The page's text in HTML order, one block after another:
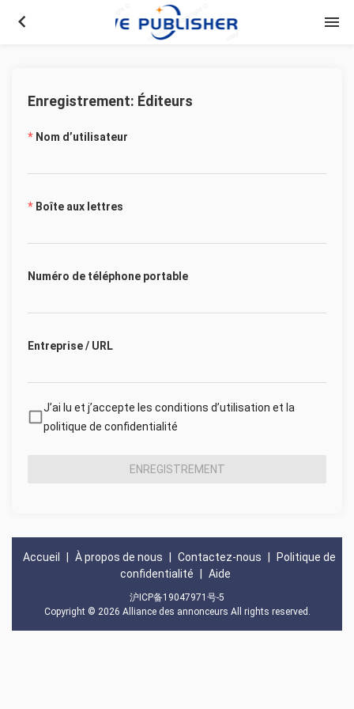
keyboard_arrow_left menu
Enregistrement: Éditeurs
Nom d’utilisateur
Boîte aux lettres
Numéro de téléphone portable
Entreprise / URL
J’ai lu et j’accepte les conditions d’utilisation et la
politique de confidentialité
ENREGISTREMENT
Accueil À propos de nous Contactez-nous
Politique de
confidentialité
Aide
沪ICP备19047971号-5
Copyright © 2026 Alliance des annonceurs All rights reserved.